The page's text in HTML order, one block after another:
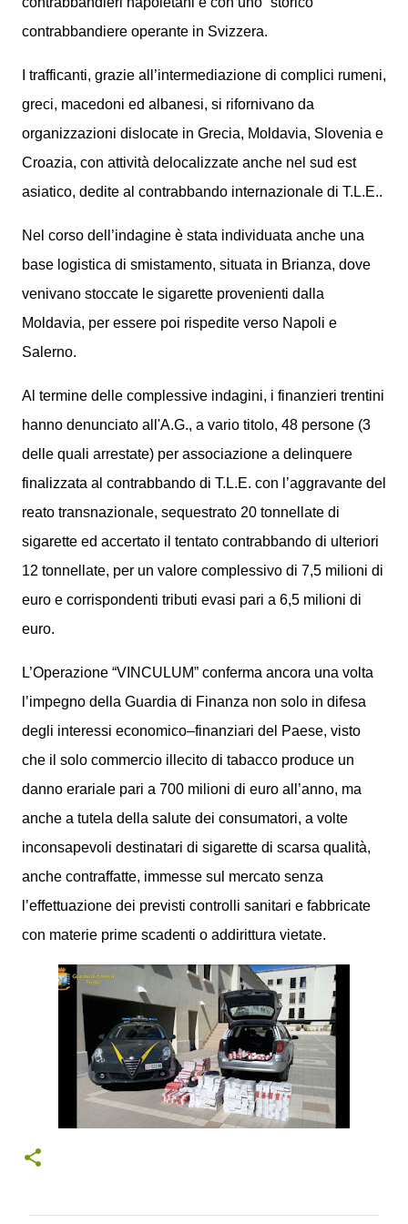
contrabbandiere operante in Svizzera.
I trafficanti, grazie all’intermediazione di complici rumeni,
greci, macedoni ed albanesi, si rifornivano da
organizzazioni dislocate in Grecia, Moldavia, Slovenia e
Croazia, con attività delocalizzate anche nel sud est
asiatico, dedite al contrabbando internazionale di T.L.E..
Nel corso dell’indagine è stata individuata anche una
base logistica di smistamento, situata in Brianza, dove
venivano stoccate le sigarette provenienti dalla
Moldavia, per essere poi rispedite verso Napoli e
Salerno.
Al termine delle complessive indagini, i finanzieri trentini
hanno denunciato all'A.G., a vario titolo, 48 persone (3
delle quali arrestate) per associazione a delinquere
finalizzata al contrabbando di T.L.E. con l’aggravante del
reato transnazionale, sequestrato 20 tonnellate di
sigarette ed accertato il tentato contrabbando di ulteriori
12 tonnellate, per un valore complessivo di 7,5 milioni di
euro e corrispondenti tributi evasi pari a 6,5 milioni di
euro.
L’Operazione “VINCULUM” conferma ancora una volta
l’impegno della Guardia di Finanza non solo in difesa
degli interessi economico–finanziari del Paese, visto
che il solo commercio illecito di tabacco produce un
danno erariale pari a 700 milioni di euro all’anno, ma
anche a tutela della salute dei consumatori, a volte
inconsapevoli destinatari di sigarette di scarsa qualità,
anche contraffatte, immesse sul mercato senza
l’effettuazione dei previsti controlli sanitari e fabbricate
con materie prime scadenti o addirittura vietate.